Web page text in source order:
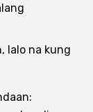
lalo na kung